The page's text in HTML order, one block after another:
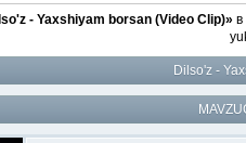
- Yaxshiyam borsan (Video Clip)» в
Dilso'z -